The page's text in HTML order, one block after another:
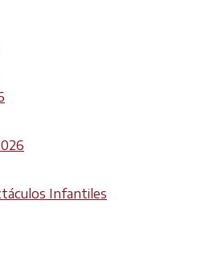
Infantiles